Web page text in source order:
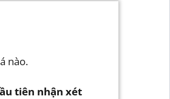
nào.
tiên nhận xét